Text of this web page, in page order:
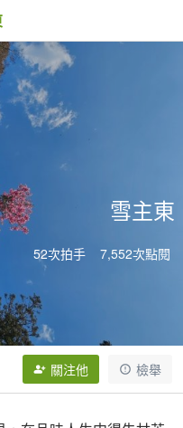
雪主東
52次拍手 7,552次點閱
關注他 檢舉